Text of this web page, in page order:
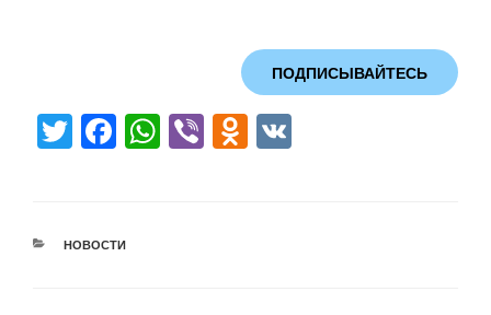
ПОДПИСЫВАЙТЕСЬ
T
er
F
e
W Vi O
РУБРИКИ
НОВОСТИ